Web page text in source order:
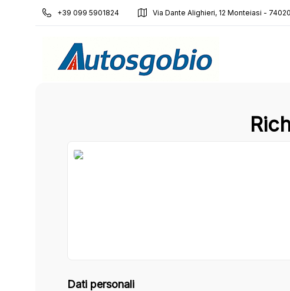
+39 099 5901824 Via Dante Alighieri, 12 Monteiasi - 74020
Dati personali